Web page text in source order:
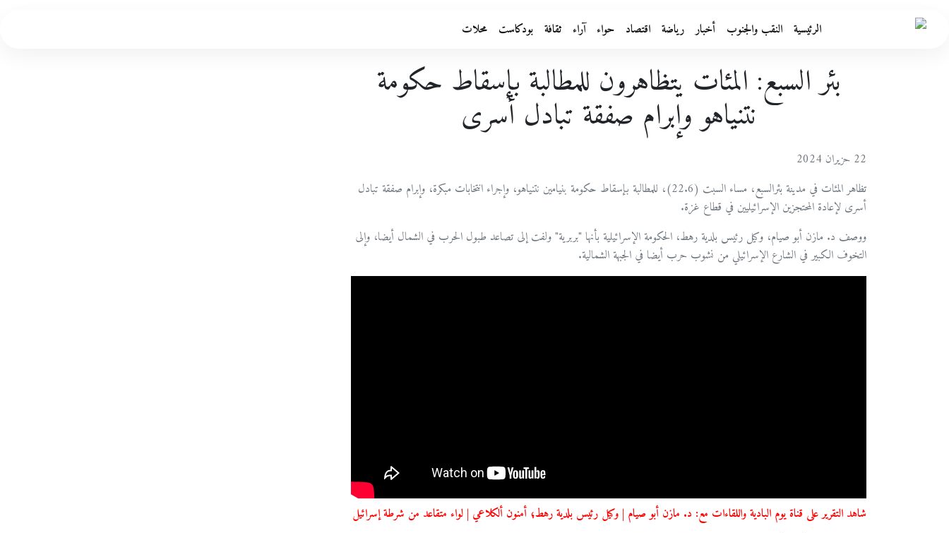
الرئيسية النقب والجنوب أخبار رياضة اقتصاد حواء آراء ثقافة بودكاست محلات
بئر السبع: المئات يتظاهرون للمطالبة بإسقاط حكومة
نتنياهو وإبرام صفقة تبادل أسرى
22 حزيران 2024
تظاهر المئات في مدينة بئرالسبع، مساء السبت (22.6)، للمطالبة بإسقاط حكومة بنيامين نتنياهو، وإجراء انتخابات مبكرة، وإبرام صفقة تبادل
أسرى لإعادة المحتجزين الإسرائيليين في قطاع غزة.
ووصف د. مازن أبو صيام، وكيل رئيس بلدية رهط، الحكومة الإسرائيلية بأنها "بربرية" ولفت إلى تصاعد طبول الحرب في الشمال أيضا، وإلى
التخوف الكبير في الشارع الإسرائيلي من نشوب حرب أيضا في الجبهة الشمالية.
شاهد التقرير على قناة يوم البادية واللقاءات مع: د. مازن أبو صيام | وكيل رئيس بلدية رهط؛ أمنون ألكلاعي | لواء متقاعد من شرطة إسرائيل